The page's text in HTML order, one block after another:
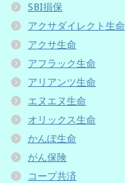
SBI損保
アクサダイレクト生命
アクサ生命
アフラック生命
アリアンツ生命
エヌエヌ生命
オリックス生命
かんぽ生命
がん保険
コープ共済